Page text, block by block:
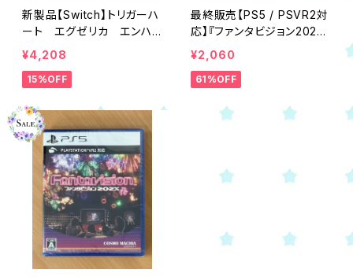
新製品【Switch】トリガーハ
ート エグゼリカ エンハン
スド
¥4,208
15%OFF
最終販売【PS5 / PSVR2対
応】『ファンタビジョン202X
特装版』
¥2,060
61%OFF